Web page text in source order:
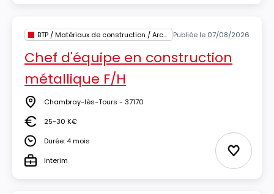
BTP / Matériaux de construction / Architecture Publiée le 07/08/2026
Chef d'équipe en construction
métallique F/H
Lieu Chambray-lès-Tours - 37170
Salaire25-30 K€
DuréeDurée: 4 mois
TypeInterim Ajouter